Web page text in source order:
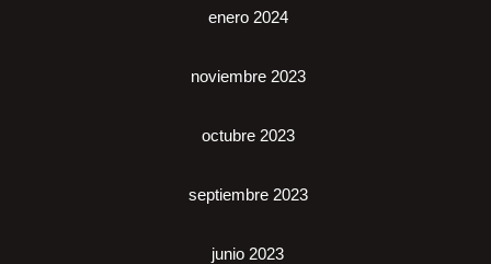
enero 2024
noviembre 2023
octubre 2023
septiembre 2023
junio 2023